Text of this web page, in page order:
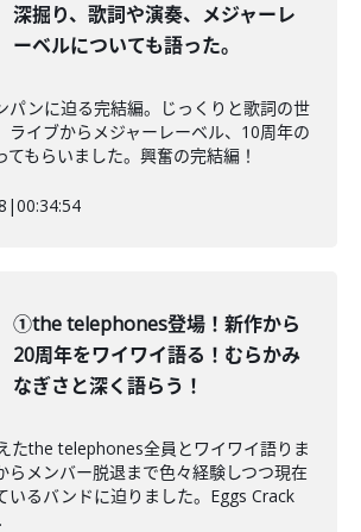
深掘り、歌詞や演奏、メジャーレ
ーベルについても語った。
パンに迫る完結編。じっくりと歌詞の世
ライブからメジャーレーベル、10周年の
てもらいました。興奮の完結編！
|00:34:54
①the telephones登場！新作から
20周年をワイワイ語る！むらかみ
なぎさと深く語らう！
たthe telephones全員とワイワイ語りま
らメンバー脱退まで色々経験しつつ現在
いるバンドに迫りました。Eggs Crack